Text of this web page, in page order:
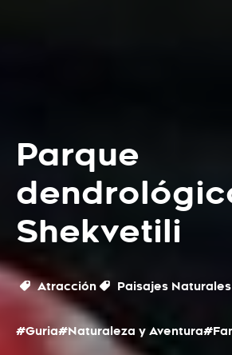
Parque
Shekvetili
Atracción Paisajes Naturales
#Guria#Naturaleza y Aventura